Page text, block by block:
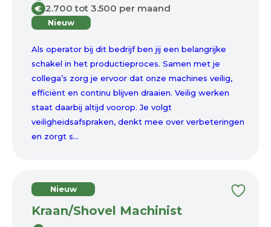
€ 2.700 tot 3.500 per maand
Nieuw
Als operator bij dit bedrijf ben jij een belangrijke
schakel in het productieproces. Samen met je
collega’s zorg je ervoor dat onze machines veilig,
efficiënt en continu blijven draaien. Veilig werken
staat daarbij altijd voorop. Je volgt
veiligheidsafspraken, denkt mee over verbeteringen
en zorgt s...
Nieuw
Kraan/Shovel Machinist